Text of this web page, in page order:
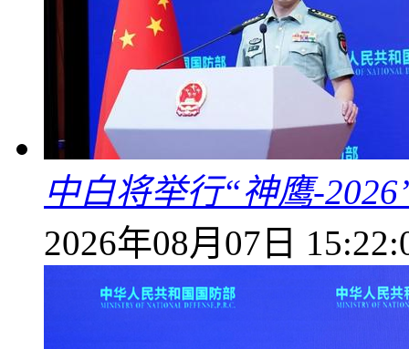
中白将举行“神鹰-
2026年08月07日